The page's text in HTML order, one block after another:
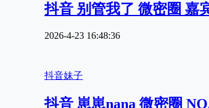
抖音 别管我了 微密圈 嘉
2026-4-23 16:48:36
抖音妹子
抖音 崽崽nana 微密圈